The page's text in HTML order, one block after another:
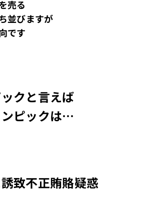
売る
並びますが
です
クと言えば
ピックは…
致不正賄賂疑惑